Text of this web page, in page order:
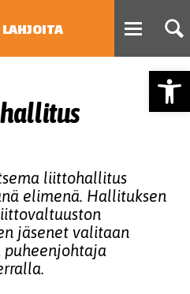
LAHJOITA
2 or more characters
hallitus
liittohallitus
elimenä. Hallituksen
jäsenet valitaan
puheenjohtaja